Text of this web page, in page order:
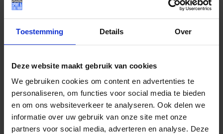
Toestemming Details Over
Deze website maakt gebruik van cookies
We gebruiken cookies om content en advertenties te
personaliseren, om functies voor social media te bieden
en om ons websiteverkeer te analyseren. Ook delen we
informatie over uw gebruik van onze site met onze
partners voor social media, adverteren en analyse. Deze
drempels.
Bekijk onze video en ontdek hoe je
meerkrachtkunt